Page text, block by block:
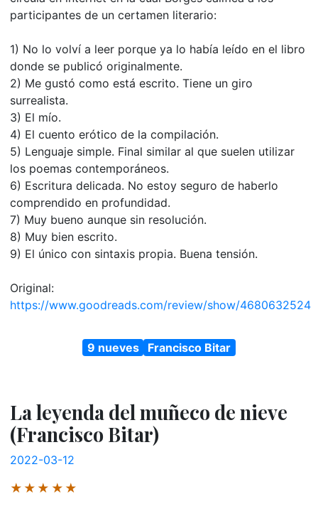
participantes de un certamen literario:
1) No lo volví a leer porque ya lo había leído en el libro
donde se publicó originalmente.
2) Me gustó como está escrito. Tiene un giro
surrealista.
3) El mío.
4) El cuento erótico de la compilación.
5) Lenguaje simple. Final similar al que suelen utilizar
los poemas contemporáneos.
6) Escritura delicada. No estoy seguro de haberlo
comprendido en profundidad.
7) Muy bueno aunque sin resolución.
8) Muy bien escrito.
9) El único con sintaxis propia. Buena tensión.
Original:
https://www.goodreads.com/review/show/4680632524
9 nueves Francisco Bitar
La leyenda del muñeco de nieve
(Francisco Bitar)
2022-03-12
★★★★★